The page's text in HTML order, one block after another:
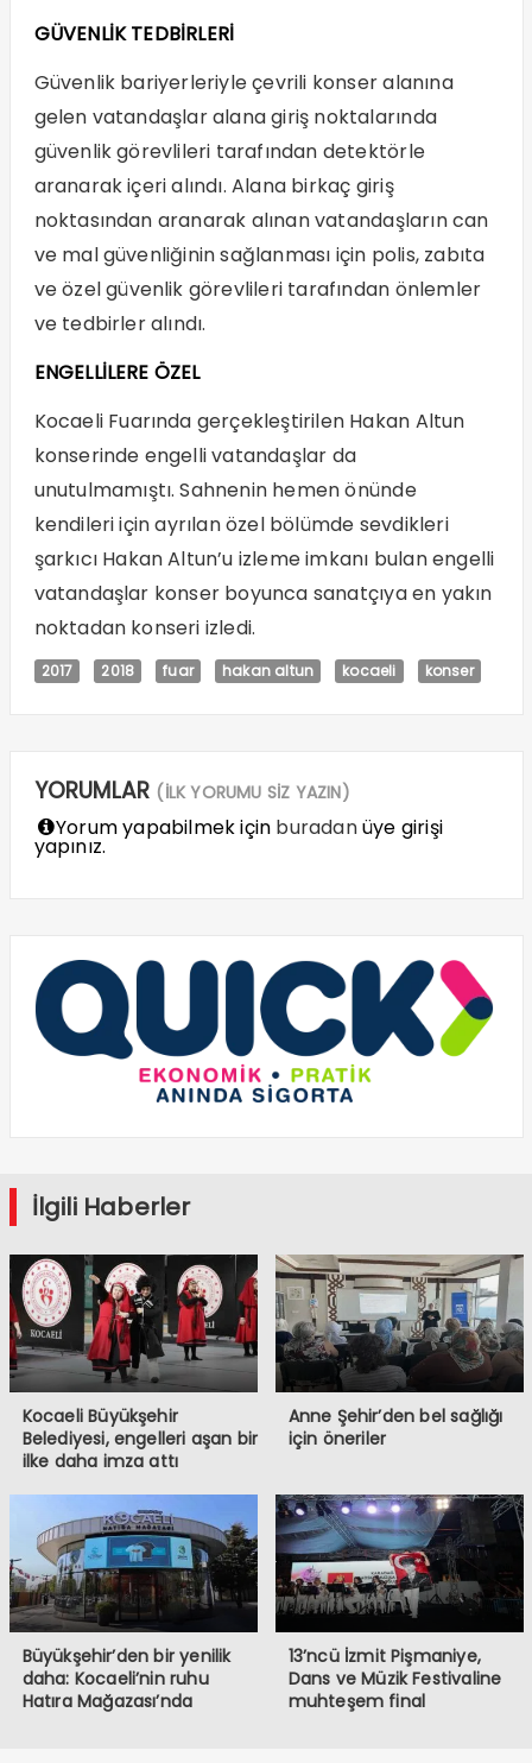
GÜVENLİK TEDBİRLERİ
Güvenlik bariyerleriyle çevrili konser alanına
gelen vatandaşlar alana giriş noktalarında
güvenlik görevlileri tarafından detektörle
aranarak içeri alındı. Alana birkaç giriş
noktasından aranarak alınan vatandaşların can
ve mal güvenliğinin sağlanması için polis, zabıta
ve özel güvenlik görevlileri tarafından önlemler
ve tedbirler alındı.
ENGELLİLERE ÖZEL
Kocaeli Fuarında gerçekleştirilen Hakan Altun
konserinde engelli vatandaşlar da
unutulmamıştı. Sahnenin hemen önünde
kendileri için ayrılan özel bölümde sevdikleri
şarkıcı Hakan Altun’u izleme imkanı bulan engelli
vatandaşlar konser boyunca sanatçıya en yakın
noktadan konseri izledi.
2017 2018 fuar hakan altun kocaeli konser
YORUMLAR (İLK YORUMU SİZ YAZIN)
Yorum yapabilmek için buradanüye girişi
yapınız.
İlgili Haberler
Kocaeli Büyükşehir
Belediyesi, engelleri aşan bir
ilke daha imza attı
Anne Şehir’den bel sağlığı
için öneriler
Büyükşehir’den bir yenilik
daha: Kocaeli’nin ruhu
Hatıra Mağazası’nda
13’ncü İzmit Pişmaniye,
Dans ve Müzik Festivaline
muhteşem final